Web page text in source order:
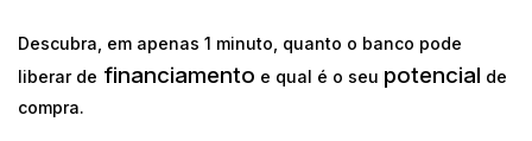
Descubra, em apenas 1 minuto, quanto o banco pode
liberar de financiamento e qual é o seu potencial de
compra.